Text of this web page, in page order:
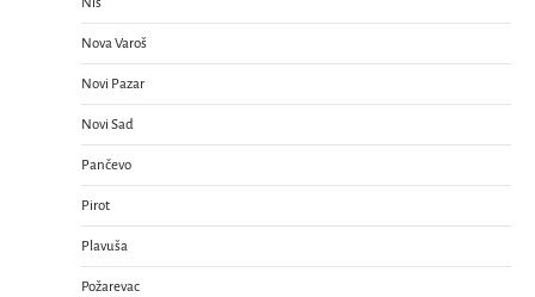
Niš
Nova Varoš
Novi Pazar
Novi Sad
Pančevo
Pirot
Plavuša
Požarevac